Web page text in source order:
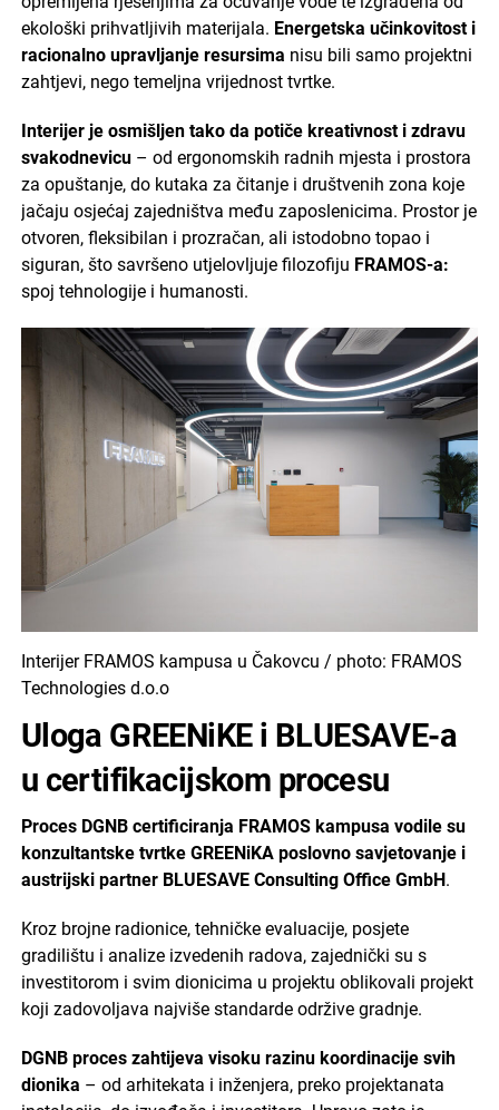
ekološki prihvatljivih materijala. Energetska učinkovitost i
racionalno upravljanje resursima nisu bili samo projektni
zahtjevi, nego temeljna vrijednost tvrtke.
Interijer je osmišljen tako da potiče kreativnost i zdravu
svakodnevicu– od ergonomskih radnih mjesta i prostora
za opuštanje, do kutaka za čitanje i društvenih zona koje
jačaju osjećaj zajedništva među zaposlenicima. Prostor je
otvoren, fleksibilan i prozračan, ali istodobno topao i
siguran, što savršeno utjelovljuje filozofiju FRAMOS-a:
spoj tehnologije i humanosti.
Interijer FRAMOS kampusa u Čakovcu / photo: FRAMOS
Technologies d.o.o
Uloga GREENiKE i BLUESAVE-a
u certifikacijskom procesu
Proces DGNB certificiranja FRAMOS kampusa vodile su
konzultantske tvrtke GREENiKA poslovno savjetovanje i
austrijski partner BLUESAVE Consulting Office GmbH.
Kroz brojne radionice, tehničke evaluacije, posjete
gradilištu i analize izvedenih radova, zajednički su s
investitorom i svim dionicima u projektu oblikovali projekt
koji zadovoljava najviše standarde održive gradnje.
DGNB proces zahtijeva visoku razinu koordinacije svih
dionika – od arhitekata i inženjera, preko projektanata